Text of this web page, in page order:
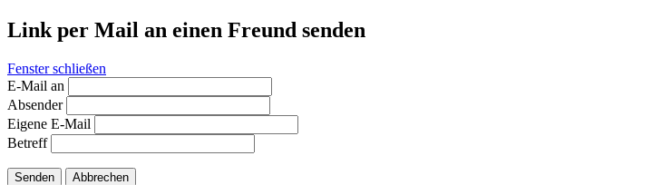
Link per Mail an einen Freund senden
Fenster schließen
E-Mail an
Absender
Eigene E-Mail
Betreff
Senden Abbrechen